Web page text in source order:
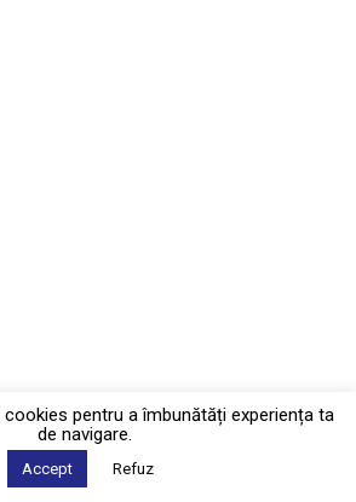
pentru a îmbunătăți experiența ta
de navigare.
Accept Refuz